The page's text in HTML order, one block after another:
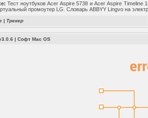
Тест ноутбуков Acer Aspire 5738 и Acer Aspire Timeline
промоутер LG. Словарь ABBYY Lingvo на
|Трекер
|Софт Mac OS